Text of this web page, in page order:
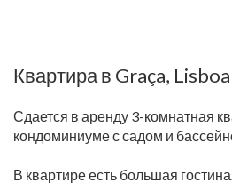
Квартира в Graça, Lisboa
Сдается в аренду 3-комнатная
кондоминиуме с садом и
В квартире есть большая